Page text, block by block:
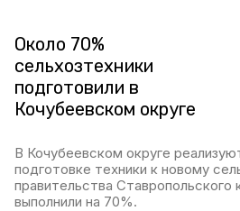
Около 70%
сельхозтехники
подготовили в
Кочубеевском округе
В Кочубеевском округе
подготовке техники к новому
правительства Ставропольского
выполнили на 70%.